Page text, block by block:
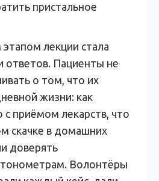
пристальное
лекции стала
ответов. Пациенты не
о том, что их
жизни: как
с приёмом лекарств, что
скачке в домашних
доверять
Волонтёры